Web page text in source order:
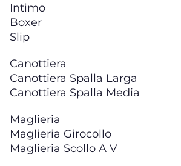
Intimo
Boxer
Slip
Canottiera
Canottiera Spalla Larga
Canottiera Spalla Media
Maglieria
Maglieria Girocollo
Maglieria Scollo A V